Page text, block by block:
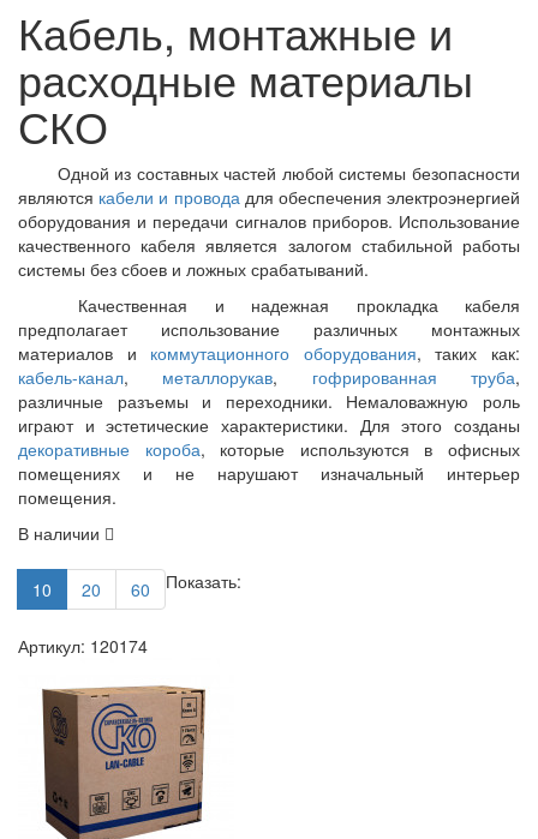
Кабель, монтажные и
расходные материалы
СКО
Одной из составных частей любой системы безопасности
являются кабели и проводадля обеспечения электроэнергией
оборудования и передачи сигналов приборов. Использование
качественного кабеля является залогом стабильной работы
системы без сбоев и ложных срабатываний.
Качественная и надежная прокладка кабеля
предполагает использование различных монтажных
материалов и коммутационного оборудования, таких как:
кабель-канал, металлорукав, гофрированная труба,
различные разъемы и переходники. Немаловажную роль
играют и эстетические характеристики. Для этого созданы
декоративные короба, которые используются в офисных
помещениях и не нарушают изначальный интерьер
помещения.
В наличии
Показать:
10 20 60
Артикул: 120174